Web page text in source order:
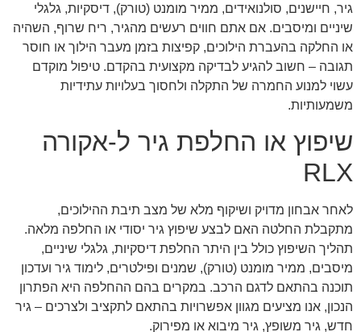
גיר, חיישנים, סולנואידים, ממיר מומנט (טורק), דיסקיות, גלגלי
שיניים ומיסבים. אם אתם חווים רעשים מהגיר, ריח שרוף, השהיה
או החלקה בהעברת הילוכים, קפיצות בזמן מעבר הילוך או חוסר
תגובה – חשוב להגיע לבדיקה מקצועית בהקדם. טיפול מוקדם
עשוי למנוע החמרה של התקלה ולחסוך בעלויות עתידיות
משמעותיות.
שיפוץ או החלפת גיר ל-אקורה
RLX
לאחר אבחון מדויק ושיקוף מלא של מצב תיבת ההילוכים,
מתקבלת החלטה האם לבצע שיפוץ גיר יסודי או החלפה מלאה.
תהליך השיפוץ כולל בין היתר החלפת דיסקיות, גלגלי שיניים,
מיסבים, ממיר מומנט (טורק), שמנים ופילטרים, לימוד גיר ועדכון
תוכנה בהתאם לדגם הרכב. במקרים בהם ההחלפה היא הפתרון
הנכון, אנו מציעים מגוון אפשרויות בהתאם לתקציב ולצרכים – גיר
חדש, גיר משופץ, גיר מיבוא או מפירוק.